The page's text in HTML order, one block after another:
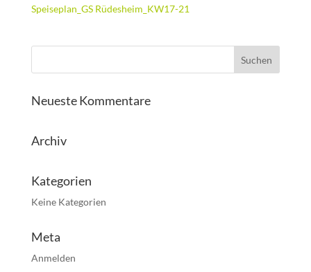
Speiseplan_GS Rüdesheim_KW17-21
Neueste Kommentare
Archiv
Kategorien
Keine Kategorien
Meta
Anmelden